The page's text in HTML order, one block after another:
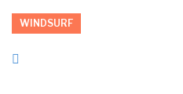
WINDSURF